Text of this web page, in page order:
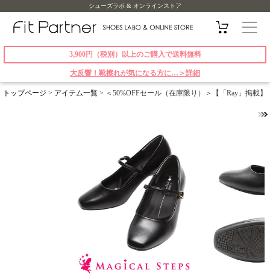
シューズラボ & オンラインストア
3,900円（税別）以上のご購入で送料無料
大反響！靴擦れが気になる方に…＞詳細
トップページ > アイテム一覧 > ＜50%OFFセール（在庫限り）＞【「Ray」掲載